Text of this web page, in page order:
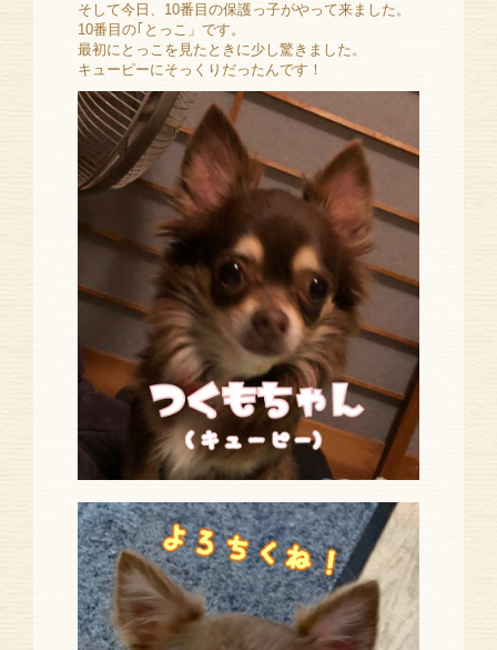
そして今日、10番目の保護っ子がやって来ました。
10番目の｢とっこ」です。
最初にとっこを見たときに少し驚きました。
キューピーにそっくりだったんです！